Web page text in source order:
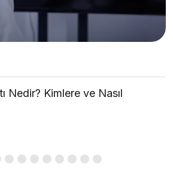
Nedir? Kimlere ve Nasıl